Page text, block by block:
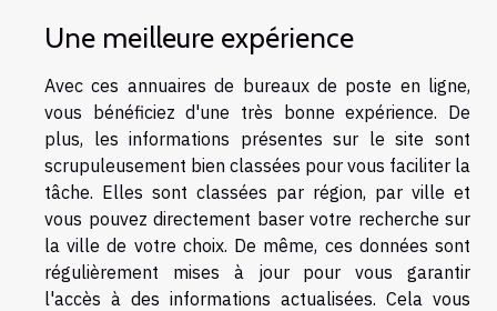
Une meilleure expérience
Avec ces annuaires de bureaux de poste en ligne,
vous bénéficiez d'une très bonne expérience. De
plus, les informations présentes sur le site sont
scrupuleusement bien classées pour vous faciliter la
tâche. Elles sont classées par région, par ville et
vous pouvez directement baser votre recherche sur
la ville de votre choix. De même, ces données sont
régulièrement mises à jour pour vous garantir
l'accès à des informations actualisées. Cela vous